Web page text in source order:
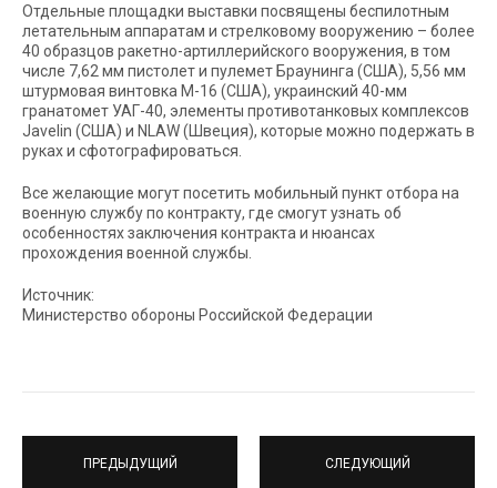
Отдельные площадки выставки посвящены беспилотным
летательным аппаратам и стрелковому вооружению – более
40 образцов ракетно-артиллерийского вооружения, в том
числе 7,62 мм пистолет и пулемет Браунинга (США), 5,56 мм
штурмовая винтовка М-16 (США), украинский 40-мм
гранатомет УАГ-40, элементы противотанковых комплексов
Javelin (США) и NLAW (Швеция), которые можно подержать в
руках и сфотографироваться.
Все желающие могут посетить мобильный пункт отбора на
военную службу по контракту, где смогут узнать об
особенностях заключения контракта и нюансах
прохождения военной службы.
Источник:
Министерство обороны Российской Федерации
ПРЕДЫДУЩИЙ СЛЕДУЮЩИЙ